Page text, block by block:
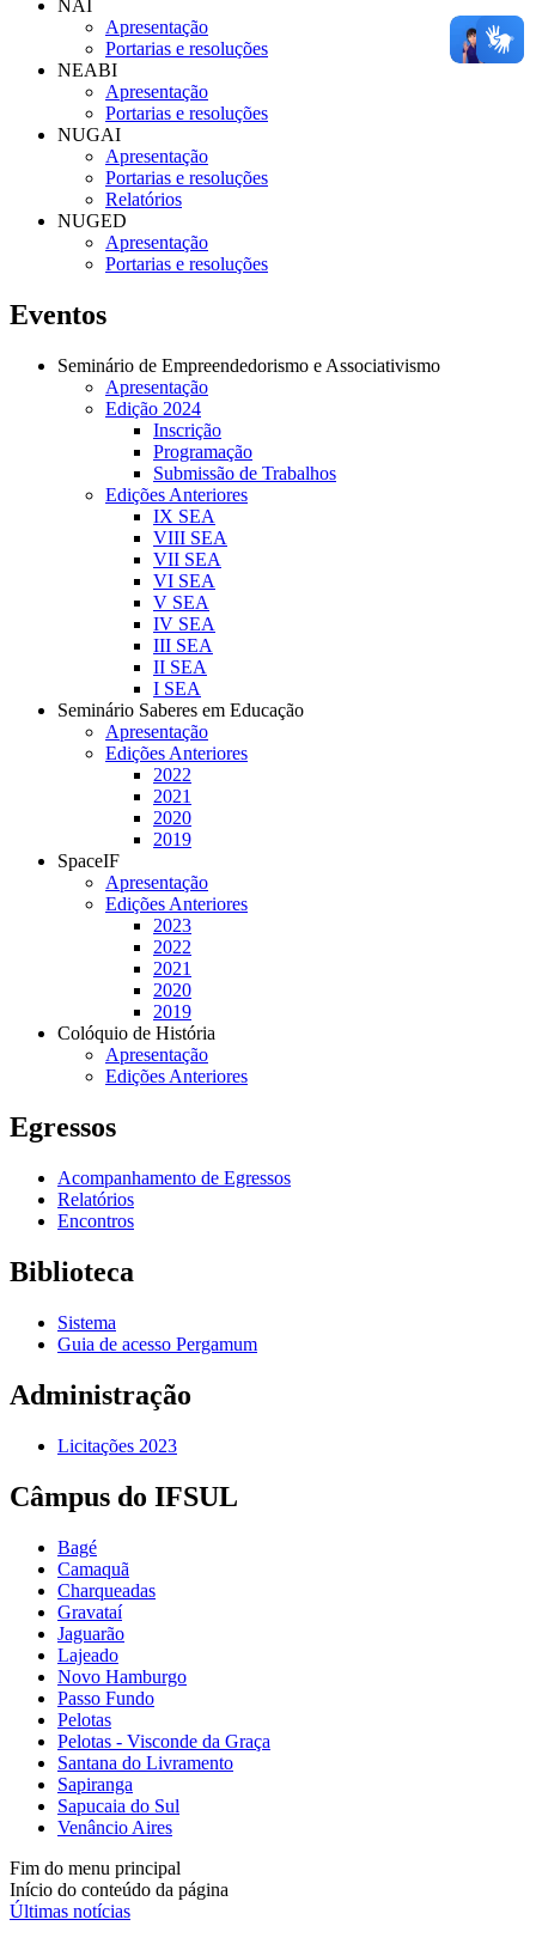
NAI
Apresentação
Portarias e resoluções
NEABI
Apresentação
Portarias e resoluções
NUGAI
Apresentação
Portarias e resoluções
Relatórios
NUGED
Apresentação
Portarias e resoluções
Eventos
Seminário de Empreendedorismo e Associativismo
Apresentação
Edição 2024
Inscrição
Programação
Submissão de Trabalhos
Edições Anteriores
IX SEA
VIII SEA
VII SEA
VI SEA
V SEA
IV SEA
III SEA
II SEA
I SEA
Seminário Saberes em Educação
Apresentação
Edições Anteriores
2022
2021
2020
2019
SpaceIF
Apresentação
Edições Anteriores
2023
2022
2021
2020
2019
Colóquio de História
Apresentação
Edições Anteriores
Egressos
Acompanhamento de Egressos
Relatórios
Encontros
Biblioteca
Sistema
Guia de acesso Pergamum
Administração
Licitações 2023
Câmpus do IFSUL
Bagé
Camaquã
Charqueadas
Gravataí
Jaguarão
Lajeado
Novo Hamburgo
Passo Fundo
Pelotas
Pelotas - Visconde da Graça
Santana do Livramento
Sapiranga
Sapucaia do Sul
Venâncio Aires
Fim do menu principal
Início do conteúdo da página
Últimas notícias